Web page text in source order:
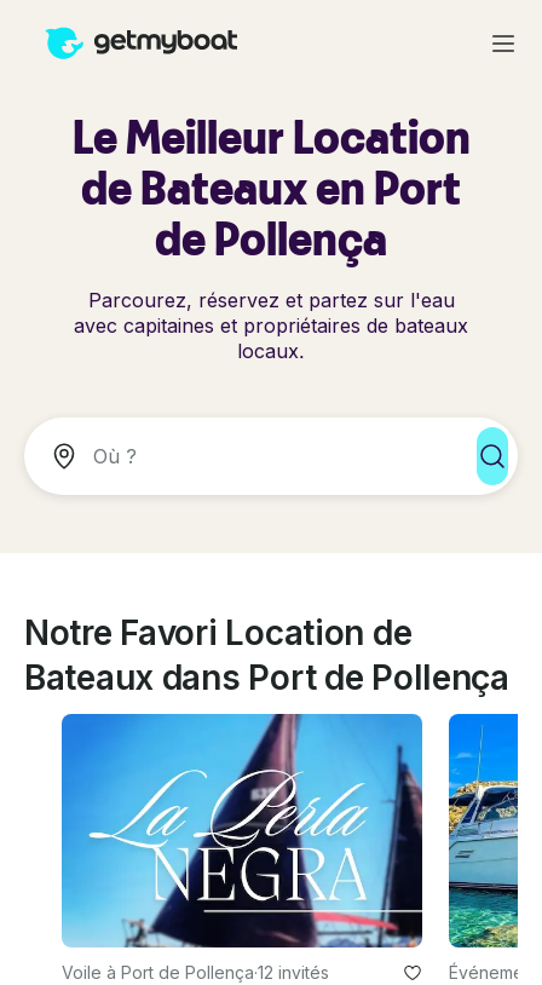
Le Meilleur Location
de Bateaux en Port
de Pollença
Parcourez, réservez et partez sur l'eau
avec capitaines et propriétaires de bateaux
locaux.
Notre Favori Location de
Bateaux dans Port de Pollença
Voile à Port de Pollença·12 invités